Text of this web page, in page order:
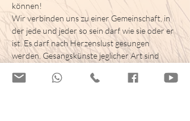
können!
Wir verbinden uns zu einer Gemeinschaft, in
der jede und jeder so sein darf wie sie oder er
ist. Es darf nach Herzenslust gesungen
werden. Gesangskünste jeglicher Art sind
Freude am Singen. Wir singen nach dem